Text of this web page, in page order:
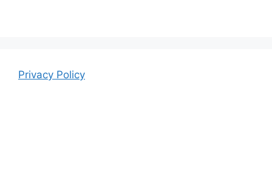
Privacy Policy